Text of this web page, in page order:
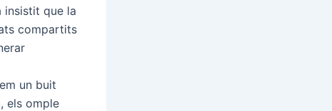
insistit que la
compartits
un buit
els omple